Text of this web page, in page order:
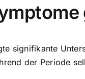
signifikante
der Periode